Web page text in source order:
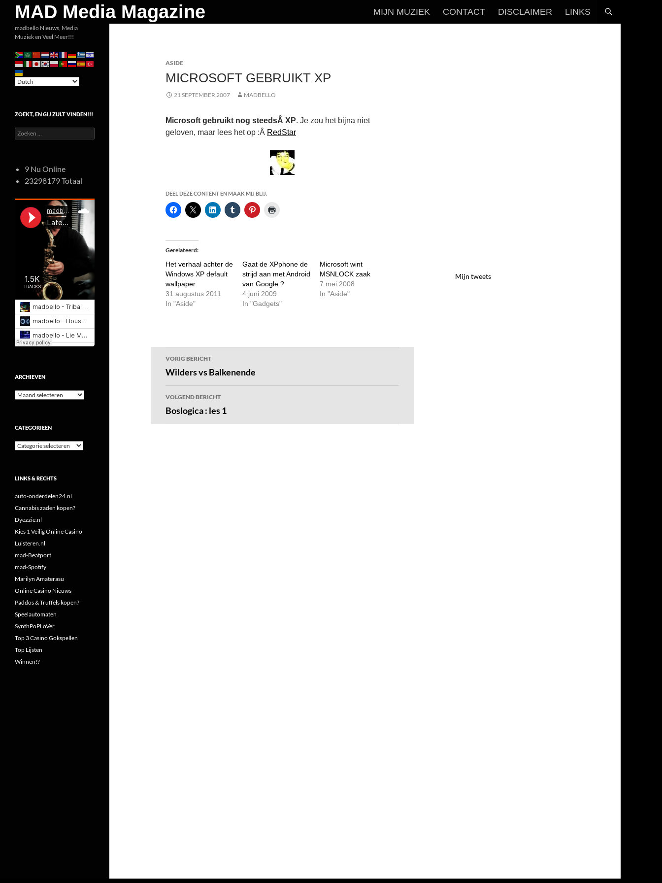
inhoud
MAD Media Magazine
Zoeken
MIJN MUZIEK CONTACT DISCLAIMER LINKS
ASIDE
MICROSOFT GEBRUIKT XP
21 SEPTEMBER 2007 MADBELLO
Microsoft gebruikt nog steedsÂ XP. Je zou het bijna niet
geloven, maar lees het op :Â RedStar
DEEL DEZE CONTENT EN MAAK MIJ BLIJ.
Gerelateerd
Het verhaal achter de
Windows XP default
wallpaper
31 augustus 2011
In "Aside"
Gaat de XPphone de
strijd aan met Android
van Google ?
4 juni 2009
In "Gadgets"
Microsoft wint
MSNLOCK zaak
7 mei 2008
In "Aside"
Bericht
navigatie
VORIG BERICHT
Wilders vs Balkenende
VOLGEND BERICHT
Boslogica : les 1
Mijn tweets
madbello Nieuws, Media
Muziek en Veel Meer!!!
ZOEKT, EN GIJ ZULT VINDEN!!!
Zoeken
naar:
9 Nu Online
23298179 Totaal
ARCHIEVEN
Archieven
CATEGORIEËN
Categorieën
LINKS & RECHTS
auto-onderdelen24.nl
Cannabis zaden kopen?
Dyezzie.nl
Kies 1 Veilig Online Casino
Luisteren.nl
mad-Beatport
mad-Spotify
Marilyn Amaterasu
Online Casino Nieuws
Paddos & Truffels kopen?
Speelautomaten
SynthPoPLoVer
Top 3 Casino Gokspellen
Top Lijsten
Winnen!?